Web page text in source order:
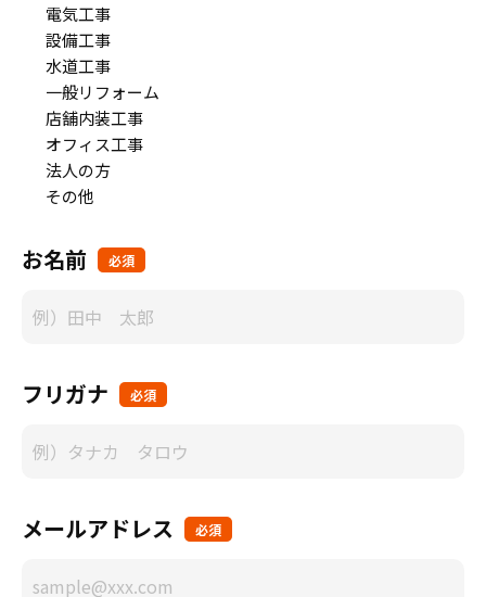
電気工事
設備工事
水道工事
一般リフォーム
店舗内装工事
オフィス工事
法人の方
その他
お名前 必須
フリガナ 必須
メールアドレス 必須